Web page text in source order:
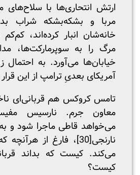
ارتش انتحاری‌ها با سلاح‌های
مربا و بشکه‌بشکه شراب
خانه‌شان انبار کرده‌اند،
مرگ را به سوپرمارکت‌ها،
خیابان‌ها می‌آورد. به احتمال
آمریکای بعدیِ ترامپ از این
تامس کروکس هم قربانی‌ای
معاون جرم. نارسیس
می‌خواهد قاطی ماجرا شود و
نارنجی[30]
، فارغ از هرآنچه
می‌کند. کیست که بداند
کیست؟